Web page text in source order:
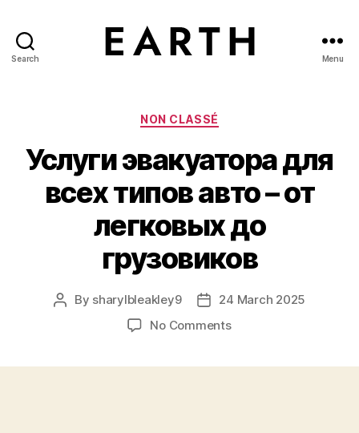
Search Menu
Categories
NON CLASSÉ
Услуги эвакуатора для
всех типов авто – от
легковых до
грузовиков
Post
By sharylbleakley9
Post24 March 2025
No Commentson